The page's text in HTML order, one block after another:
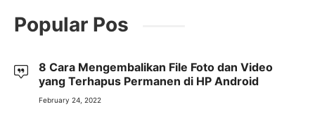
Popular Pos
8 Cara Mengembalikan File Foto dan Video
yang Terhapus Permanen di HP Android
February 24, 2022